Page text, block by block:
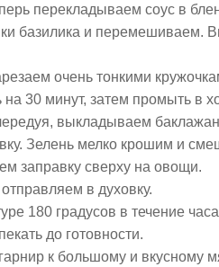
перекладываем соус в
базилика и перемешиваем.
очень тонкими
на 30 минут, затем промыть в
выкладываем
Зелень мелко крошим и
заправку сверху на овощи.
в духовку.
180 градусов в течение
до готовности.
к большому и вкусному